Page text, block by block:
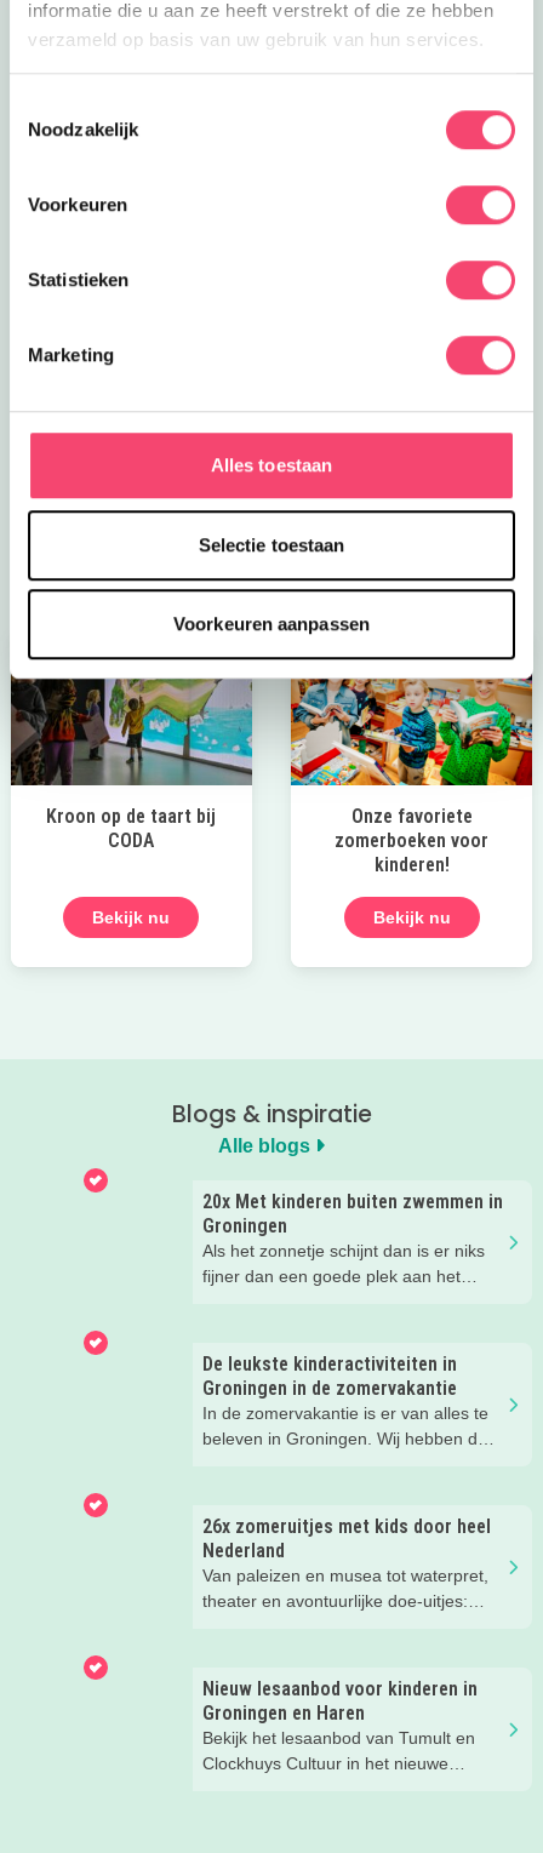
informatie die u aan ze heeft verstrekt of die ze hebben
verzameld op basis van uw gebruik van hun services.
Noodzakelijk
Voorkeuren
Statistieken
Marketing
Alles toestaan
Selectie toestaan
Voorkeuren aanpassen
Tijd voor nieuwe zomerplannen! Wil jij mijn
zomervakantietips gratis ontvangen? Klik op de link
dan mail ik je mijn uittips
Kroon op de taart bij
CODA
Bekijk nu
Onze favoriete
zomerboeken voor
kinderen!
Bekijk nu
Blogs & inspiratie
Alle blogs
20x Met kinderen buiten zwemmen in
Groningen
Als het zonnetje schijnt dan is er niks
fijner dan een goede plek aan het
genoeg buiten te zwemmen in
Groningen. In dit blog vind je de 20
leukste plekken!
De leukste kinderactiviteiten in
Groningen in de zomervakantie
In de zomervakantie is er van alles te
beleven in Groningen. Wij hebben de
26x zomeruitjes met kids door heel
Nederland
Van paleizen en musea tot waterpret,
theater en avontuurlijke doe-uitjes:
Nieuw lesaanbod voor kinderen in
Groningen en Haren
Bekijk het lesaanbod van Tumult en
Clockhuys Cultuur in het nieuwe